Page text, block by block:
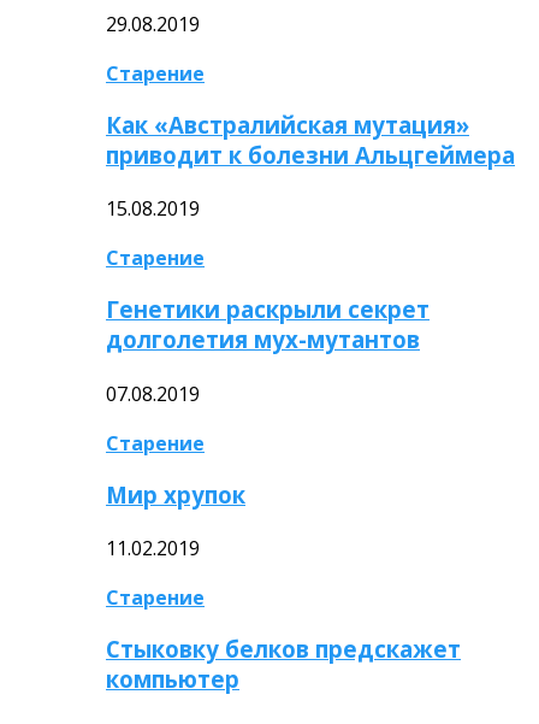
29.08.2019
Старение
Как «Австралийская мутация»
приводит к болезни Альцгеймера
15.08.2019
Старение
Генетики раскрыли секрет
долголетия мух-мутантов
07.08.2019
Старение
Мир хрупок
11.02.2019
Старение
Стыковку белков предскажет
компьютер